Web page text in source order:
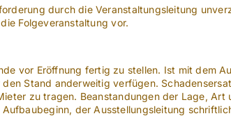
durch die Veranstaltungsleitung
Folgeveranstaltung vor.
vor Eröffnung fertig zu stellen. Ist mit dem
Stand anderweitig verfügen.
zu tragen. Beanstandungen der Lage, Art
der Ausstellungsleitung